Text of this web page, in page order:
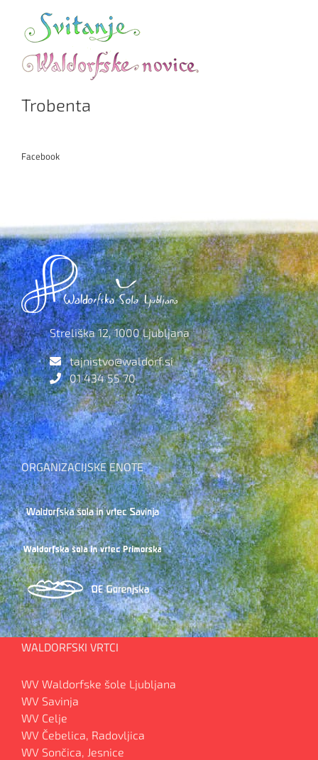
Trobenta
Facebook
Streliška 12, 1000 Ljubljana
tajnistvo@waldorf.si
01 434 55 70
ORGANIZACIJSKE ENOTE
WALDORFSKI VRTCI
WV Waldorfske šole Ljubljana
WV Savinja
WV Celje
WV Čebelica, Radovljica
WV Sončica, Jesnice